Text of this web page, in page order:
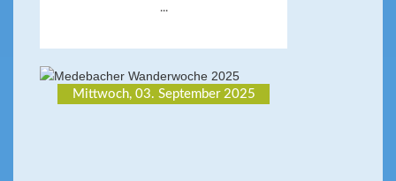
...
Mittwoch, 03. September 2025